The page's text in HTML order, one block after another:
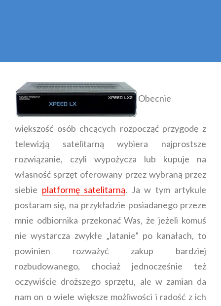
Obecnie
większość osób chcących rozpocząć przygodę z
telewizją satelitarną wybiera najprostsze
rozwiązanie, czyli wypożycza lub kupuje na
własność sprzęt oferowany przez wybraną przez
siebie platformę satelitarną. Ja w tym artykule
postaram się, na przykładzie posiadanego przeze
mnie odbiornika przekonać Was, że jeżeli komuś
nie wystarcza zwykłe „latanie” po kanałach, to
powinien rozważyć zakup bardziej
rozbudowanego, chociaż jednocześnie też
oczywiście droższego sprzętu, ale w zamian da
nam on o wiele większe możliwości i radość z ich